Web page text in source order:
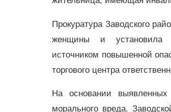
Прокуратура Заводского
женщины и установила
источником повышенной
торгового центра
На основании
морального вреда.